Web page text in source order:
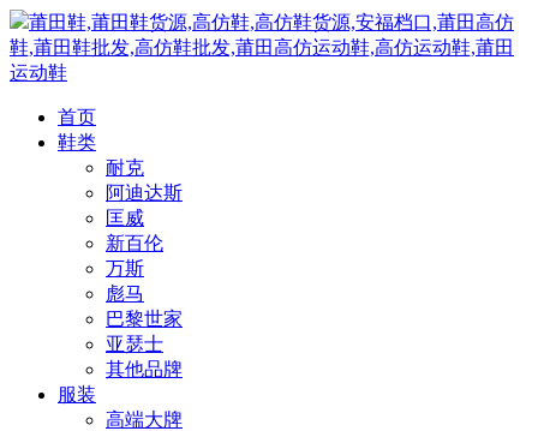
莆田鞋,莆田鞋货源,高仿鞋,高仿鞋货源,安福档口,莆田高仿
鞋,莆田鞋批发,高仿鞋批发,莆田高仿运动鞋,高仿运动鞋,莆田
运动鞋
首页
鞋类
耐克
阿迪达斯
匡威
新百伦
万斯
彪马
巴黎世家
亚瑟士
其他品牌
服装
高端大牌